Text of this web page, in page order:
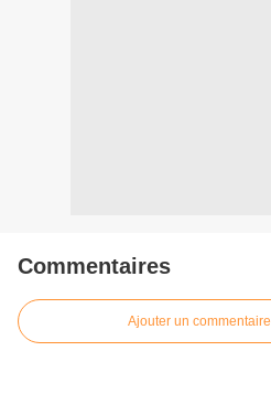
Commentaires
Ajouter un commentaire